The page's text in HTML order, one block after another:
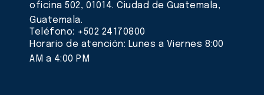
oficina 502, 01014. Ciudad de Guatemala,
Guatemala.
Teléfono: +502 24170800
Horario de atención: Lunes a Viernes 8:00
AM a 4:00 PM